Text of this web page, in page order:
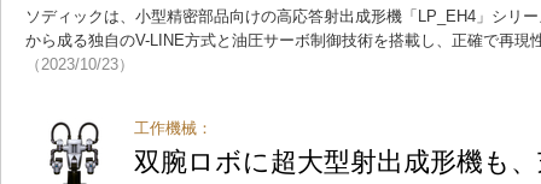
ソディックは、小型精密部品向けの高応答射出成形機「LP_EH4」シリ
から成る独自のV-LINE方式と油圧サーボ制御技術を搭載し、正確で再現
（2023/10/23）
工作機械：
双腕ロボに超大型射出成形機も